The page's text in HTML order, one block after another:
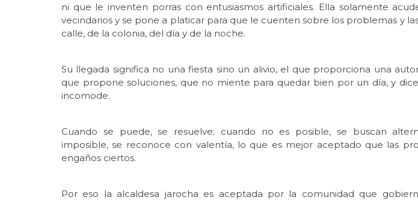
ni que le inventen porras con entusiasmos artificiales. Ella solamente
vecindarios y se pone a platicar para que le cuenten sobre los problemas y
calle, de la colonia, del día y de la noche.
Su llegada significa no una fiesta sino un alivio, el que proporciona una
que propone soluciones, que no miente para quedar bien por un día, y
incomode.
Cuando se puede, se resuelve; cuando no es posible, se buscan
imposible, se reconoce con valentía, lo que es mejor aceptado que las
engaños ciertos.
Por eso la alcaldesa jarocha es aceptada por la comunidad que